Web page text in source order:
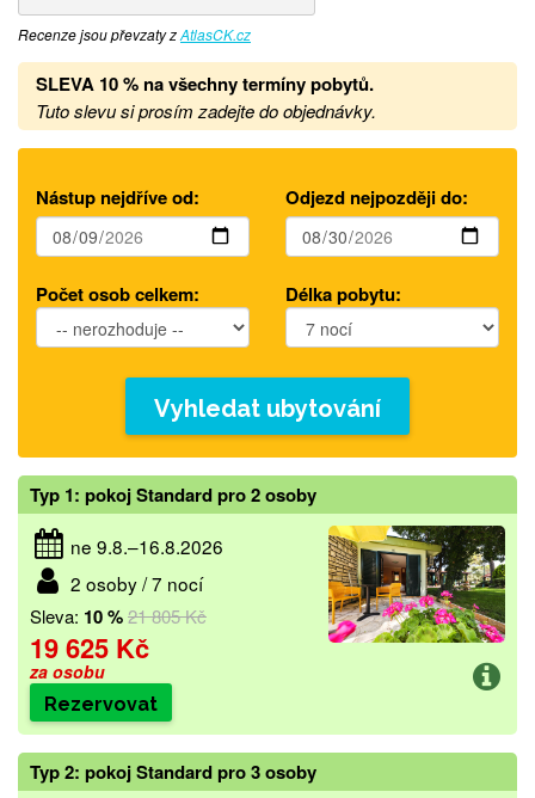
Recenze jsou převzaty zAtlasCK.cz
SLEVA 10 % na všechny termíny pobytů.
Tuto slevu si prosím zadejte do objednávky.
Nástup nejdříve od: Odjezd nejpozději do:
Počet osob celkem: Délka pobytu:
Vyhledat ubytování
Typ 1: pokoj Standard pro 2 osoby
ne 9.8.–16.8.2026
2 osoby / 7 nocí
Sleva: 10 %21 805 Kč
19 625 Kč
za osobu
Rezervovat
Typ 2: pokoj Standard pro 3 osoby